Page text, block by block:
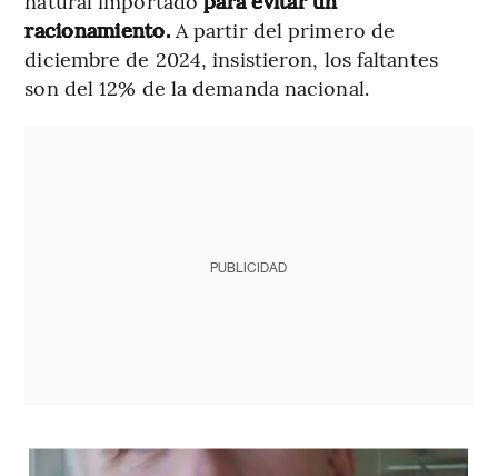
racionamiento.A partir del primero de
diciembre de 2024, insistieron, los faltantes
son del 12% de la demanda nacional.
PUBLICIDAD